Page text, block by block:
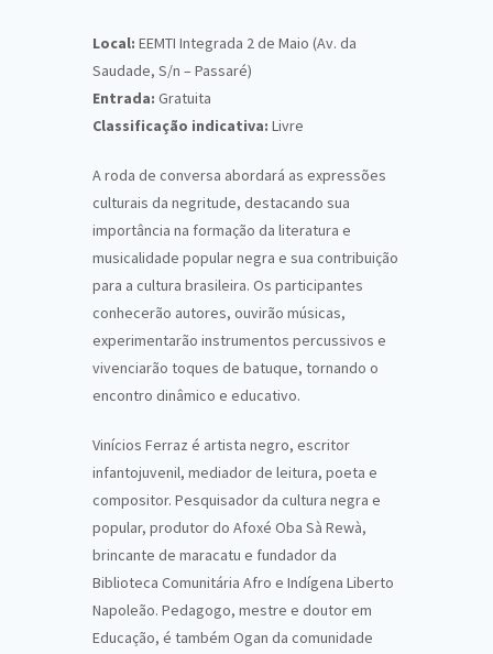
Local: EEMTI Integrada 2 de Maio (Av. da
Saudade, S/n – Passaré)
Entrada: Gratuita
Classificação indicativa: Livre
A roda de conversa abordará as expressões
culturais da negritude, destacando sua
importância na formação da literatura e
musicalidade popular negra e sua contribuição
para a cultura brasileira. Os participantes
conhecerão autores, ouvirão músicas,
experimentarão instrumentos percussivos e
vivenciarão toques de batuque, tornando o
encontro dinâmico e educativo.
Vinícios Ferraz é artista negro, escritor
infantojuvenil, mediador de leitura, poeta e
compositor. Pesquisador da cultura negra e
popular, produtor do Afoxé Oba Sà Rewà,
brincante de maracatu e fundador da
Biblioteca Comunitária Afro e Indígena Liberto
Napoleão. Pedagogo, mestre e doutor em
Educação, é também Ogan da comunidade